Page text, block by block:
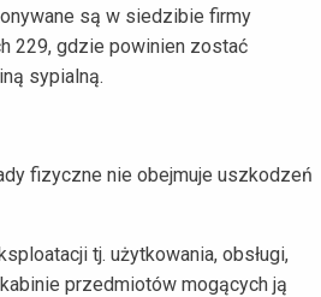
są w siedzibie firmy
229, gdzie powinien zostać
sypialną.
fizyczne nie obejmuje uszkodzeń
tj. użytkowania, obsługi,
przedmiotów mogących ją